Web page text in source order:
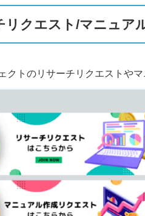
リクエスト/マニュア
クトのリサーチリクエストや